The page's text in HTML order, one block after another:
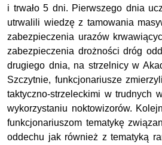
i trwało 5 dni. Pierwszego dnia
utrwalili wiedzę z tamowania
zabezpieczenia urazów
zabezpieczenia drożności dróg
drugiego dnia, na strzelnicy w
Szczytnie, funkcjonariusze
taktyczno-strzeleckimi w trudnych
wykorzystaniu noktowizorów.
funkcjonariuszom tematykę
oddechu jak również z tematyką